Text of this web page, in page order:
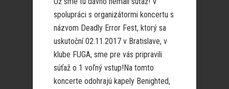
spolupráci s organizátormi koncertu s
názvom Deadly Error Fest, ktorý sa
uskutoční 02.11.2017 v Bratislave, v
klube FUGA, sme pre vás pripravili
súťaž o 1 voľný vstup!Na tomto
koncerte odohrajú kapely Benighted,